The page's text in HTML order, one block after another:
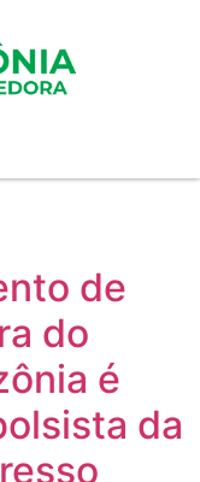
de
do
é
da